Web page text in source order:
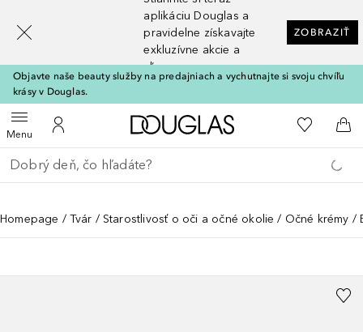
aplikáciu Douglas a
pravidelne získavajte
exkluzívne akcie a
zľavy
ZOBRAZIŤ
Objavte naše beauty služby na predajniach a vychutnajte si svoju chvíľu
krásy v Douglas.
MenuOtvoriť menuDo môjho účtu
Domov Do môjho
Do
Choď späť
Vykonajte vyhľadávanie
Homepage Tvár Starostlivosť o oči a očné okolie Očné krémy
[navigation.slideout.screenreader]